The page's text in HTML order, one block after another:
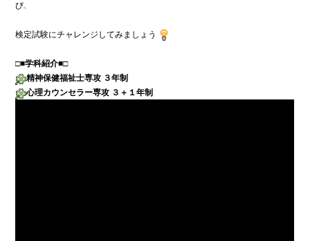
び、
検定試験にチャレンジしてみましょう
□■学科紹介
■□
精神保健福祉士専攻 ３年制
心理カウンセラー専攻 ３＋１年制